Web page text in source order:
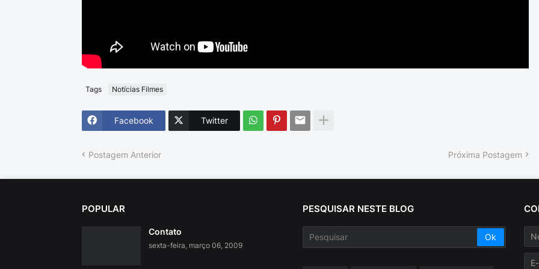
Tags Notícias Filmes
Facebook Twitter
Postagem Anterior Próxima Postagem
POPULAR
Contato
sexta-feira, março 06, 2009
PESQUISAR NESTE BLOG